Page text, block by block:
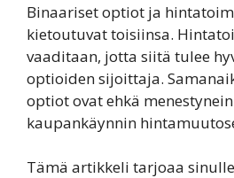
Binaariset optiot ja
kietoutuvat toisiinsa.
vaaditaan, jotta siitä tulee
optioiden sijoittaja.
optiot ovat ehkä
kaupankäynnin
Tämä artikkeli tarjoaa